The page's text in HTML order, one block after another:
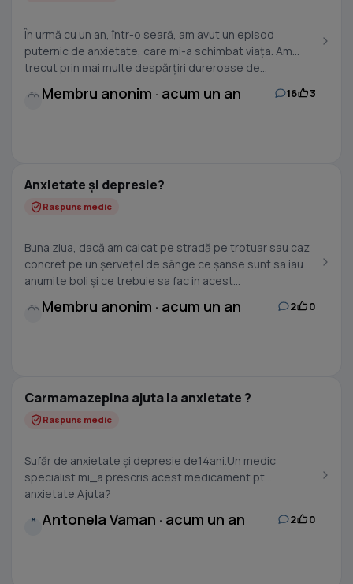
În urmă cu un an, într-o seară, am avut un episod
puternic de anxietate, care mi-a schimbat viața. Am
trecut prin mai multe despărțiri dureroase de...
Membru anonim · acum un an 16 3
Anxietate și depresie?
Raspuns medic
Buna ziua, dacă am calcat pe stradă pe trotuar sau caz
concret pe un șervețel de sânge ce șanse sunt sa iau
anumite boli și ce trebuie sa fac in acest...
Membru anonim · acum un an 2 0
Carmamazepina ajuta la anxietate ?
Raspuns medic
Sufăr de anxietate și depresie de14ani.Un medic
specialist mi_a prescris acest medicament pt.
anxietate.Ajuta?
A Antonela Vaman · acum un an 2 0